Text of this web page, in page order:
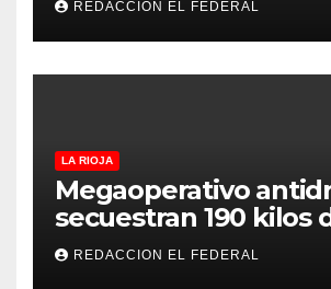
el viernes
REDACCION EL FEDERAL
LA RIOJA
Megaoperativo
secuestran 190 kilos
marihuana que
destino La Rioja y
REDACCION EL FEDERAL